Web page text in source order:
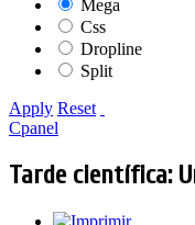
Mega
Css
Dropline
Split
Apply Reset
Cpanel
Tarde científica: